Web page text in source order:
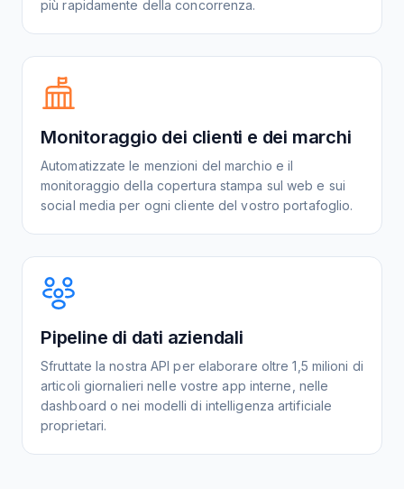
più rapidamente della concorrenza.
Monitoraggio dei clienti e dei marchi
Automatizzate le menzioni del marchio e il
monitoraggio della copertura stampa sul web e sui
social media per ogni cliente del vostro portafoglio.
Pipeline di dati aziendali
Sfruttate la nostra API per elaborare oltre 1,5 milioni di
articoli giornalieri nelle vostre app interne, nelle
dashboard o nei modelli di intelligenza artificiale
proprietari.